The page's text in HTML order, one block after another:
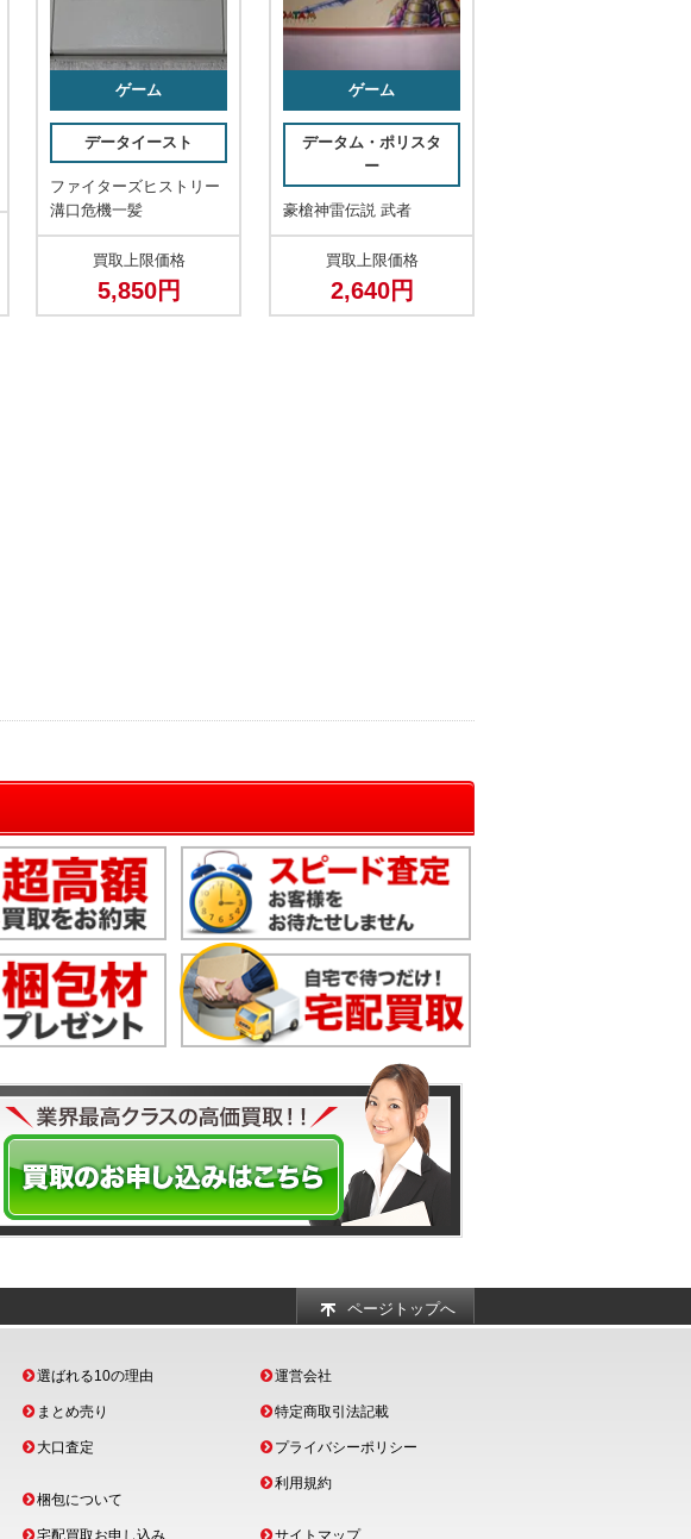
ゲーム
データイースト
ファイターズヒストリー
溝口危機一髪
買取上限価格
5,850円
ゲーム
データム・ポリスタ
ー
豪槍神雷伝説 武者
買取上限価格
2,640円
ページトップへ
選ばれる10の理由
まとめ売り
大口査定
梱包について
宅配買取お申し込み
運営会社
特定商取引法記載
プライバシーポリシー
利用規約
サイトマップ